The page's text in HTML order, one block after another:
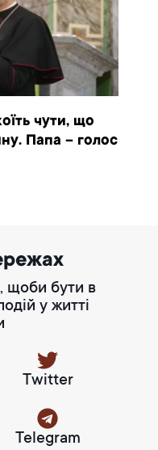
чути, що
Папа – голос
щоби бути в
у житті
Twitter
Telegram